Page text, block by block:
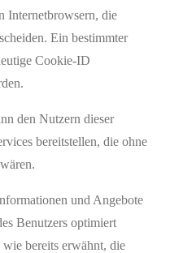
Internetbrowsern, die
Ein bestimmter
Cookie-ID
den Nutzern dieser
bereitstellen, die ohne
und Angebote
Benutzers optimiert
bereits erwähnt, die